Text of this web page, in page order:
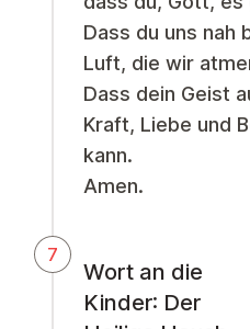
Dass du uns nah
Luft, die wir
Dass dein Geist
Kraft, Liebe und
kann.
Amen.
7
Wort an die
Kinder: Der